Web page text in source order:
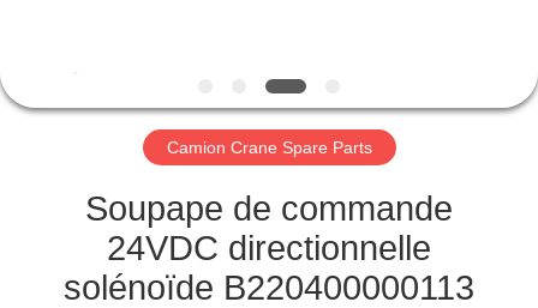
DE
QUALITÉ
CONTACTEZ-
Camion Crane Spare Parts
Soupape de commande
24VDC directionnelle
solénoïde B220400000113